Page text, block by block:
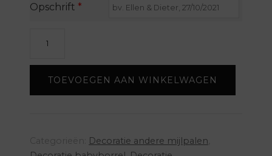
Opschrift *
halfrond
TOEVOEGEN AAN WINKELWAGEN
Decoratie andere mijlpalen